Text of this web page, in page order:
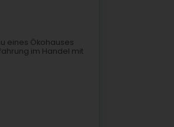
eines Ökohauses
im Handel mit